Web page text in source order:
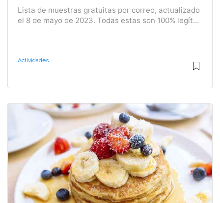
Lista de muestras gratuitas por correo, actualizado
el 8 de mayo de 2023. Todas estas son 100% legít...
Actividades